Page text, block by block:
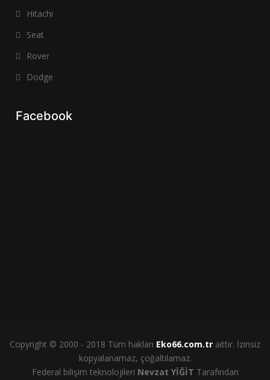
Hitachi
Seat
Rover
Dodge
Facebook
Copyright © 2000 - 2018 Tüm hakları Eko66.com.tr aittir. İzinsiz
kopyalanamaz, çoğaltılamaz.
Federal bilişim teknolojileri Nevzat YİĞİT Tarafından